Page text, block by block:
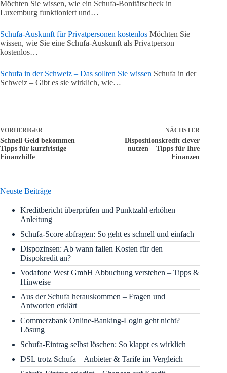
Möchten Sie wissen, wie ein Schufa-Bonitätscheck in
Luxemburg funktioniert und…
Schufa-Auskunft für Privatpersonen kostenlos Möchten Sie
wissen, wie Sie eine Schufa-Auskunft als Privatperson
kostenlos…
Schufa in der Schweiz – Das sollten Sie wissen Schufa in der
Schweiz – Gibt es sie wirklich, wie…
VORHERIGER
Schnell Geld bekommen –
Tipps für kurzfristige
Finanzhilfe
NÄCHSTER
Dispositionskredit clever
nutzen – Tipps für Ihre
Finanzen
Neuste Beiträge
Kreditbericht überprüfen und Punktzahl erhöhen –
Anleitung
Schufa-Score abfragen: So geht es schnell und einfach
Dispozinsen: Ab wann fallen Kosten für den
Dispokredit an?
Vodafone West GmbH Abbuchung verstehen – Tipps &
Hinweise
Aus der Schufa herauskommen – Fragen und
Antworten erklärt
Commerzbank Online-Banking-Login geht nicht?
Lösung
Schufa-Eintrag selbst löschen: So klappt es wirklich
DSL trotz Schufa – Anbieter & Tarife im Vergleich